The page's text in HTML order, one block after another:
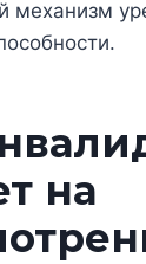
механизм
на